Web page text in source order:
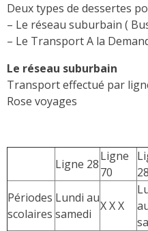
Deux types de dessertes
– Le réseau suburbain (
– Le Transport A la
Le réseau suburbain
Transport effectué par
Rose voyages
Ligne 28
Ligne
70
28
Périodes
scolaires
Lundi au
samedi
X X X